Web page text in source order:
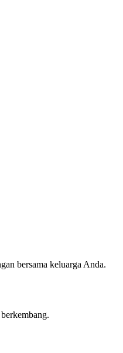
bersama keluarga Anda.